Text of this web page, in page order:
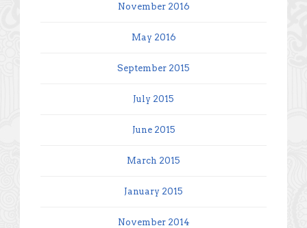
November 2016
May 2016
September 2015
July 2015
June 2015
March 2015
January 2015
November 2014